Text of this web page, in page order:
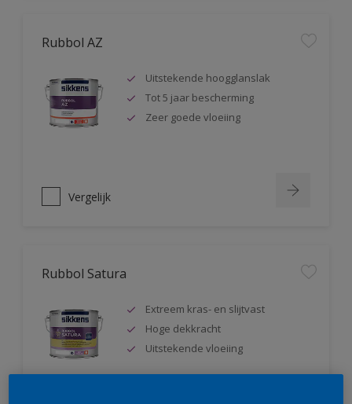
Rubbol AZ
Uitstekende hoogglanslak
Tot 5 jaar bescherming
Zeer goede vloeiing
Vergelijk
Rubbol Satura
Extreem kras- en slijtvast
Hoge dekkracht
Uitstekende vloeiing